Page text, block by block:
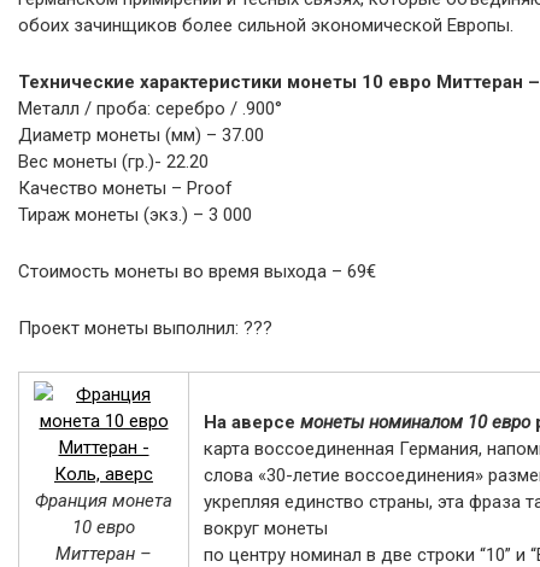
обоих зачинщиков более сильной экономической Европы.
Технические характеристики монеты 10 евро Миттеран
Металл / проба: серебро / .900°
Диаметр монеты (мм) – 37.00
Вес монеты (гр.)- 22.20
Качество монеты – Proof
Тираж монеты (экз.) – 3 000
Стоимость монеты во время выхода – 69€
Проект монеты выполнил: ???
Франция монета
10 евро
Миттеран –
На аверсе монеты номиналом 10 евро
карта воссоединенная Германия,
слова «30-летие воссоединения»
укрепляя единство страны, эта фраза
вокруг монеты
по центру номинал в две строки “10” и